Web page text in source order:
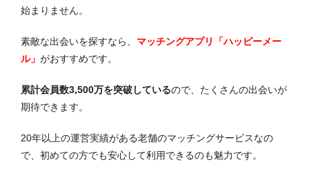
始まりません。
素敵な出会いを探すなら、 マッチングアプリ「ハッピーメー
ル」 がおすすめです。
累計会員数3,500万を突破しているので、たくさんの出会いが
期待できます。
20年以上の運営実績がある老舗のマッチングサービスなの
で、初めての方でも安心して利用できるのも魅力です。